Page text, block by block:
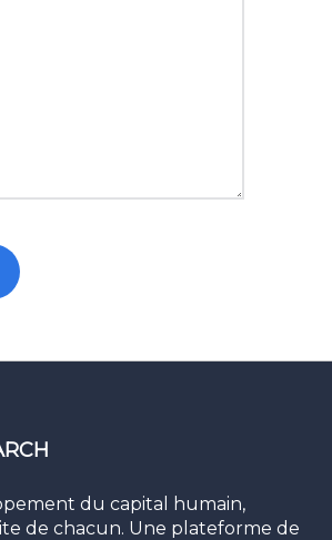
du capital humain,
de chacun. Une plateforme de